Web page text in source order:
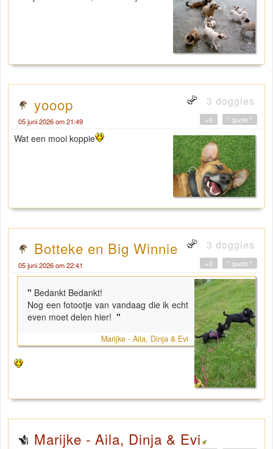
yooop 3 doggies
05 juni 2026 om 21:49 " quote "
+0
Wat een mooi koppie
Botteke en Big Winnie 3 doggies
05 juni 2026 om 22:41 " quote "
+0
" Bedankt Bedankt!
Nog een fotootje van vandaag die ik echt
even moet delen hier! "
Marijke - Aila, Dinja & Evi
Marijke - Aila, Dinja & Evi